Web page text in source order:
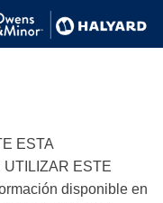
ESTA
UTILIZAR ESTE
disponible en